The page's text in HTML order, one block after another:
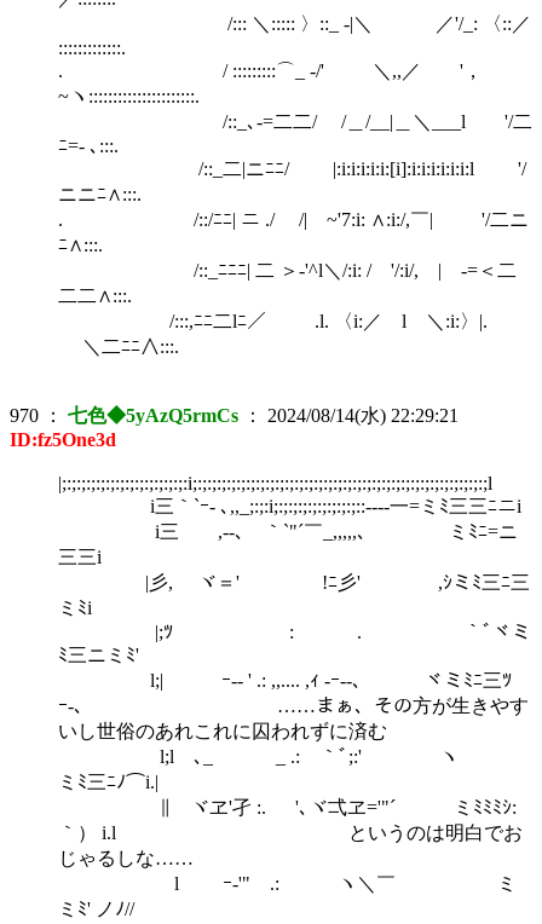
/::: ＼::::: 〉::_ -|＼ ／'/_: 〈::／
:::::::::::::.
. / :::::::::⌒_ -/' ＼,,／ '，
~ヽ::::::::::::::::::::::.
/::_､-=二二/ /＿/__|＿＼___l '/二
ﾆ=- ､:::.
/::_二|ニﾆﾆ/ |:i:i:i:i:i:[i]:i:i:i:i:i:i:l '/
ニニﾆ∧:::.
. /::/ﾆﾆ| ニ ./ /| ~'7:i: ∧:i:/,￣| '/二ニ
ﾆ∧:::.
/::_ﾆﾆﾆ| 二 ＞-'^l＼/:i: / '/:i/, | -=＜二
二二∧:::.
/:::,ﾆﾆ二lﾆ／ .l. 〈i:／ l ＼:i:〉|.
＼二ﾆﾆ∧:::.
970 ： 七色◆5yAzQ5rmCs ： 2024/08/14(水) 22:29:21
ID:fz5One3d
|;:;:;:;:;:;:;:;:;:;:;:;:;:i;:;:;:;:;:;:;:;:;:;:;:;:;:;:;:;:;:;:;:;:;:;:;:;:;:;:;:;:;:;:;l
i三｀`ｰ- ､,,_;:;:i;:;:;:;:;:;:;:;:;::--‐‐一=ミﾐ三三ﾆニi
i三 ,--､ ｀`"´￣_,,,,,､ ミﾐﾆ=ニ
三三i
|彡, ヾ＝' !ﾆ彡' ,ｼミﾐ三ﾆ三
ミﾐi
|;ﾂ : . ｀ﾞヾミ
ﾐ三ニミﾐ'
l;| ｰ-- ' .: ,,.... ,ｨ -ｰ‐-､ ヾミﾐﾆ三ﾂ
ｰ-､ ……まぁ、その方が生きやす
いし世俗のあれこれに囚われずに済む
l;l ､_ _ .: ｀ﾞ;:' ヽ
ミﾐ三ﾆﾉ⌒i.|
∥ ヾヱ'孑 :. '､ヾ弌ヱ='"´ ミﾐﾐﾐｼ:
｀） i.l というのは明白でお
じゃるしな……
l ｰ‐'" .: ヽ＼￣ ミ
ミﾐ' ノﾉ//